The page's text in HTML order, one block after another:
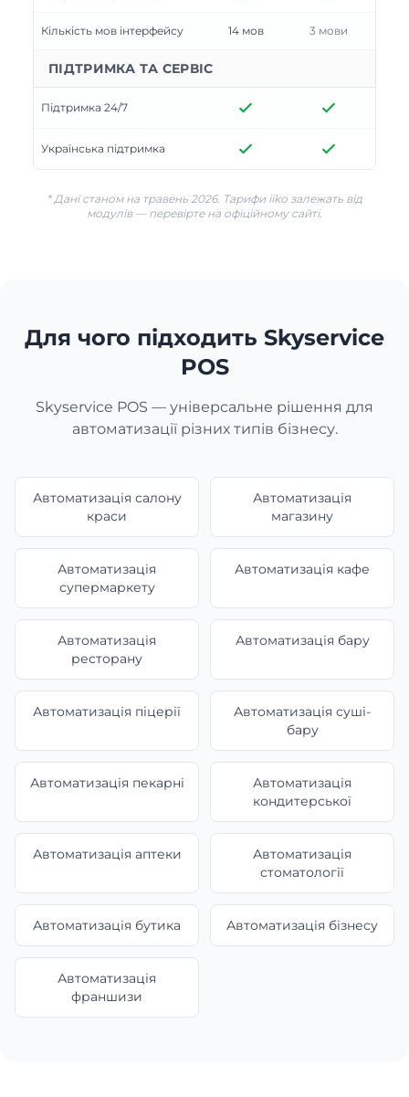
Кількість мов інтерфейсу 14 мов 3 мови
ПІДТРИМКА ТА СЕРВІС
Підтримка 24/7
Українська підтримка
* Дані станом на травень 2026. Тарифи iiko залежать від
модулів — перевірте на офіційному сайті.
Для чого підходить Skyservice
POS
Skyservice POS — універсальне рішення для
автоматизації різних типів бізнесу.
Автоматизація салону
краси
Автоматизація
магазину
Автоматизація
супермаркету
Автоматизація кафе
Автоматизація
ресторану
Автоматизація бару
Автоматизація піцерії
Автоматизація суші-
бару
Автоматизація пекарні
Автоматизація
кондитерської
Автоматизація аптеки
Автоматизація
стоматології
Автоматизація бутика Автоматизація бізнесу
Автоматизація
франшизи